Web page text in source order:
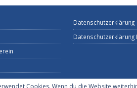
Datenschutzerklärung
Datenschutzerklärung